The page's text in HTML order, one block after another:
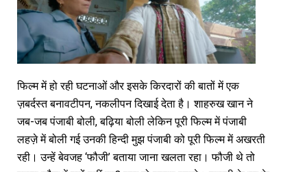
फिल्म में हो रही घटनाओं और इसके किरदारों की बातों में एक
ज़बर्दस्त बनावटीपन, नकलीपन दिखाई देता है। शाहरुख खान ने
जब-जब पंजाबी बोली, बढ़िया बोली लेकिन पूरी फिल्म में पंजाबी
लहज़े में बोली गई उनकी हिन्दी मुझ पंजाबी को पूरी फिल्म में अखरती
रही। उन्हें बेवजह ‘फौजी’ बताया जाना खलता रहा। फौजी थे तो